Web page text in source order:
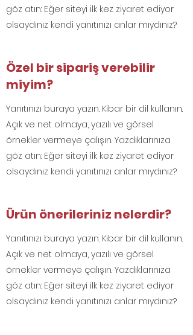
göz atın: Eğer siteyi ilk kez ziyaret ediyor
olsaydınız kendi yanıtınızı anlar mıydınız?
Özel bir sipariş verebilir
miyim?
Yanıtınızı buraya yazın. Kibar bir dil kullanın.
Açık ve net olmaya, yazılı ve görsel
örnekler vermeye çalışın. Yazdıklarınıza
göz atın: Eğer siteyi ilk kez ziyaret ediyor
olsaydınız kendi yanıtınızı anlar mıydınız?
Ürün önerileriniz nelerdir?
Yanıtınızı buraya yazın. Kibar bir dil kullanın.
Açık ve net olmaya, yazılı ve görsel
örnekler vermeye çalışın. Yazdıklarınıza
göz atın: Eğer siteyi ilk kez ziyaret ediyor
olsaydınız kendi yanıtınızı anlar mıydınız?